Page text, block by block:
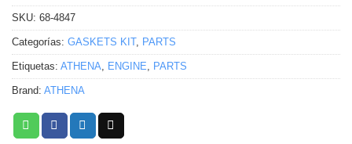
SKU: 68-4847
Categorías: GASKETS KIT, PARTS
Etiquetas: ATHENA, ENGINE, PARTS
Brand: ATHENA